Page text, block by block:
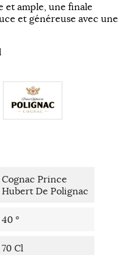
et ample, une finale
et généreuse avec une
Cognac Prince
Hubert De Polignac
40 °
70 Cl